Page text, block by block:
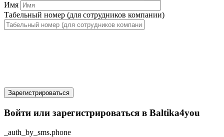
Имя
Табельный номер (для сотрудников компании)
Зарегистрироваться
Войти или зарегистрироваться в Baltika4you
_auth_by_sms.phone